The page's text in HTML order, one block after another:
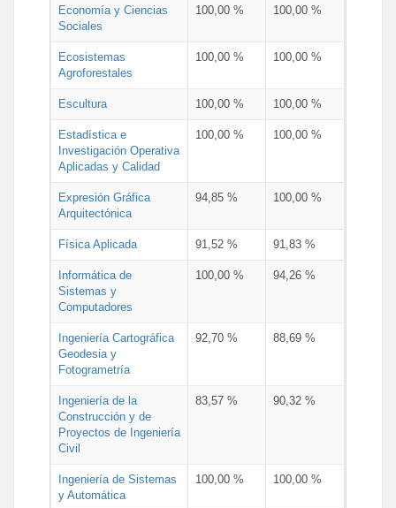
Economía y Ciencias
Sociales
100,00 % 100,00 %
Ecosistemas
Agroforestales
100,00 % 100,00 %
Escultura 100,00 % 100,00 %
Estadística e
Investigación Operativa
Aplicadas y Calidad
100,00 % 100,00 %
Expresión Gráfica
Arquitectónica
94,85 % 100,00 %
Física Aplicada 91,52 % 91,83 %
Informática de
Sistemas y
Computadores
100,00 % 94,26 %
Ingeniería Cartográfica
Geodesia y
Fotogrametría
92,70 % 88,69 %
Ingeniería de la
Construcción y de
Proyectos de Ingeniería
Civil
83,57 % 90,32 %
Ingeniería de Sistemas
y Automática
100,00 % 100,00 %